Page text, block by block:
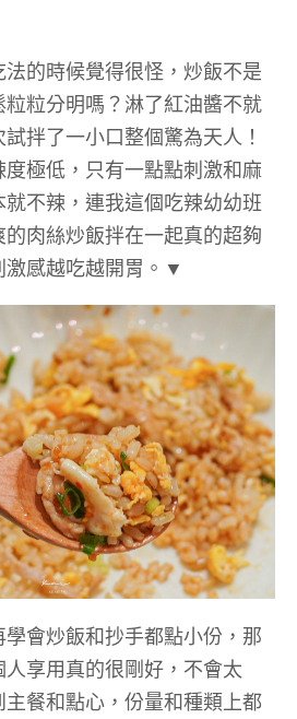
的時候覺得很怪，炒飯不是
粒分明嗎？淋了紅油醬不就
拌了一小口整個驚為天人！
度極低，只有一點點刺激和麻
不辣，連我這個吃辣幼幼班
肉絲炒飯拌在一起真的超夠
激感越吃越開胃。▼
會炒飯和抄手都點小份，那
享用真的很剛好，不會太
餐和點心，份量和種類上都